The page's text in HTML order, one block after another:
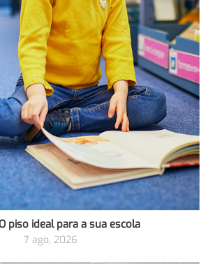
piso ideal para a sua escola
7 ago, 2026